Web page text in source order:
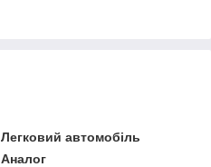
Легковий автомобіль
Аналог